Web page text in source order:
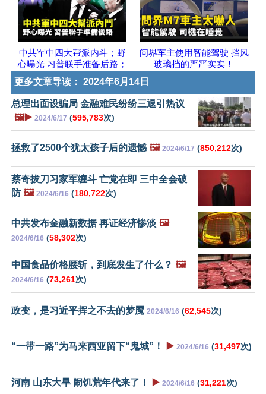
中共军中四大帮派内斗；野
心曝光 习普联手准备后路；
问界车主使用智能驾驶 挡风
玻璃挡的严严实实！
更多文章导读： 2024年6月14日
总理出面设骗局 金融难民纷纷三退引热议
🖼️▶️ 2024/6/17 (595,783次)
拯救了2500个犹太孩子后的遗憾 🖼️ 2024/6/17 (850,212次)
蔡奇拔刀习家军缠斗 亡党在即 三中全会破
防 🖼️ 2024/6/16 (180,722次)
中共发布金融新数据 再证经济惨淡 🖼️
2024/6/16 (58,302次)
中国食品价格腰斩，到底发生了什么？ 🖼️
2024/6/16 (73,261次)
政变，是习近平挥之不去的梦魇 2024/6/16 (62,545次)
“一带一路”为马来西亚留下“鬼城”！ ▶️ 2024/6/16 (31,497次)
河南 山东大旱 闹饥荒年代来了！ ▶️ 2024/6/16 (31,221次)